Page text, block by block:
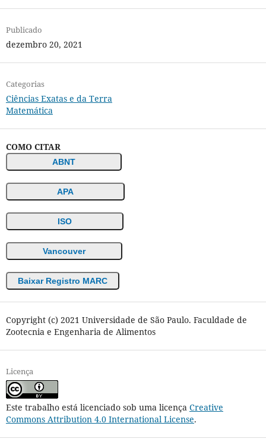
Publicado
dezembro 20, 2021
Categorias
Ciências Exatas e da Terra
Matemática
COMO CITAR
ABNT
APA
ISO
Vancouver
Baixar Registro MARC
Copyright (c) 2021 Universidade de São Paulo. Faculdade de
Zootecnia e Engenharia de Alimentos
Licença
Este trabalho está licenciado sob uma licença Creative
Commons Attribution 4.0 International License.